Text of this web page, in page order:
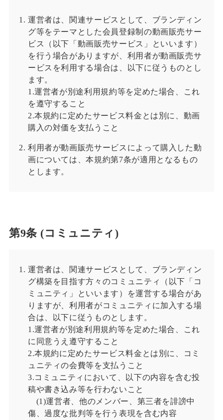
運営者は、関連サービスとして、ブランディン
グ等をテーマとした会員登録制の動画販売サー
ビス（以下「動画販売サービス」といいます）
を行う場合がありますが、利用者が動画販売サ
ービスを利用する場合は、以下に従うものとし
ます。
1.運営者が別途利用規約等を定めた場合、これ
を遵守すること
2.本規約に定めたサービス料金とは別に、動画
購入の対価を支払うこと
利用者が動画販売サービスによって購入した動
画については、本規約第7条が適用となるもの
とします。
第9条 (コミュニティ)
運営者は、関連サービスとして、ブランディン
グ構築を目指す方々のコミュニティ（以下「コ
ミュニティ」といいます）を運営する場合があ
りますが、利用者がコミュニティに加入する場
合は、以下に従うものとします。
1.運営者が別途利用規約等を定めた場合、これ
に同意うえ遵守すること
2.本規約に定めたサービス料金とは別に、コミ
ュニティの会費等を支払うこと
3.コミュニティにおいて、以下の内容を含む投
稿や書き込み等を行わないこと
(1)運営者、他のメンバー、第三者を誹謗中
傷、過度な批判等を行う表現を含む内容